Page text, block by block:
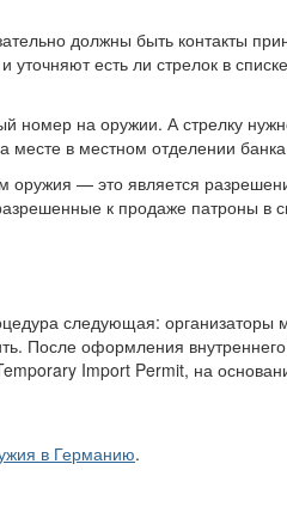
должны быть контакты
есть ли стрелок в
номер на оружии. А стрелку
в местном отделении
оружия — это является
к продаже патроны в
следующая: организаторы
После оформления
Import Permit, на
в Германию.